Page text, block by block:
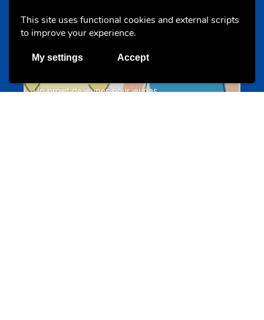
This site uses functional cookies and external scripts
to improve your experience.
My settings Accept
Un projet de jeunes pour jeunes